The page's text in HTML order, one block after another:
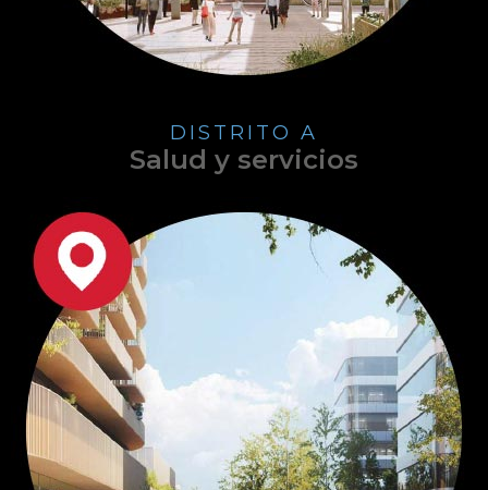
DISTRITO A
Salud y servicios